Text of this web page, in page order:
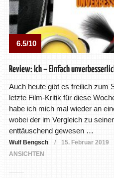
6.5/10
Review: Ich – Einfach
Auch heute gibt es freilich zum
letzte Film-Kritik für diese
habe ich mich mal wieder an
wobei der im Vergleich zu
enttäuschend gewesen …
Wulf Bengsch 15. Februar 2019
ANSICHTEN